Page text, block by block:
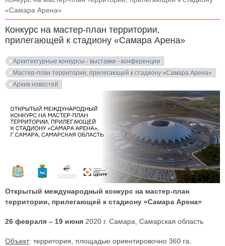
«Самара Арена»
Конкурс на мастер-план территории,
прилегающей к стадиону «Самара Арена»
Архитектурные конкурсы - выставки - конференции
Мастер-план территории, прилегающей к стадиону «Самара Арена»
Архив новостей
Открытый международный конкурс на мастер-план
территории, прилегающей к стадиону «Самара Арена»
26 февраля – 19 июня 2020 г. Самара, Самарская область
Объект: территория, площадью ориентировочно 360 га,